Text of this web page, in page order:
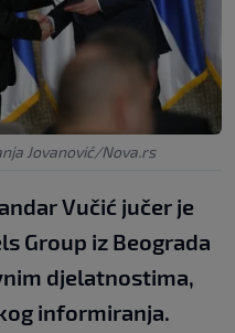
Jovanović/Nova.rs
Vučić jučer je
Group iz Beograda
djelatnostima,
informiranja.